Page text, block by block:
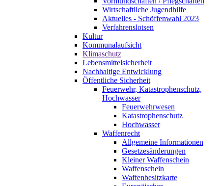
Wirtschaftliche Jugendhilfe
Aktuelles - Schöffenwahl 2023
Verfahrenslotsen
Kultur
Kommunalaufsicht
Klimaschutz
Lebensmittelsicherheit
Nachhaltige Entwicklung
Öffentliche Sicherheit
Feuerwehr, Katastrophenschutz,
Hochwasser
Feuerwehrwesen
Katastrophenschutz
Hochwasser
Waffenrecht
Allgemeine Informationen
Gesetzesänderungen
Kleiner Waffenschein
Waffenschein
Waffenbesitzkarte